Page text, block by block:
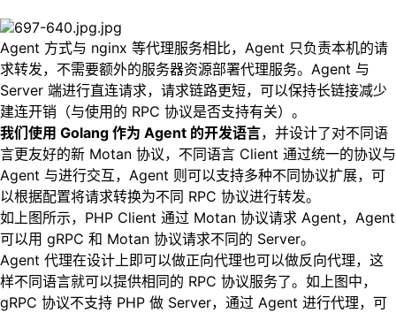
Agent 方式与 nginx 等代理服务相比，Agent 只负责本机的请
求转发，不需要额外的服务器资源部署代理服务。Agent 与
Server 端进行直连请求，请求链路更短，可以保持长链接减少
建连开销（与使用的 RPC 协议是否支持有关）。
我们使用 Golang 作为 Agent 的开发语言，并设计了对不同语
言更友好的新 Motan 协议，不同语言 Client 通过统一的协议与
Agent 与进行交互，Agent 则可以支持多种不同协议扩展，可
以根据配置将请求转换为不同 RPC 协议进行转发。
如上图所示，PHP Client 通过 Motan 协议请求 Agent，Agent
可以用 gRPC 和 Motan 协议请求不同的 Server。
Agent 代理在设计上即可以做正向代理也可以做反向代理，这
样不同语言就可以提供相同的 RPC 协议服务了。如上图中，
gRPC 协议不支持 PHP 做 Server，通过 Agent 进行代理，可